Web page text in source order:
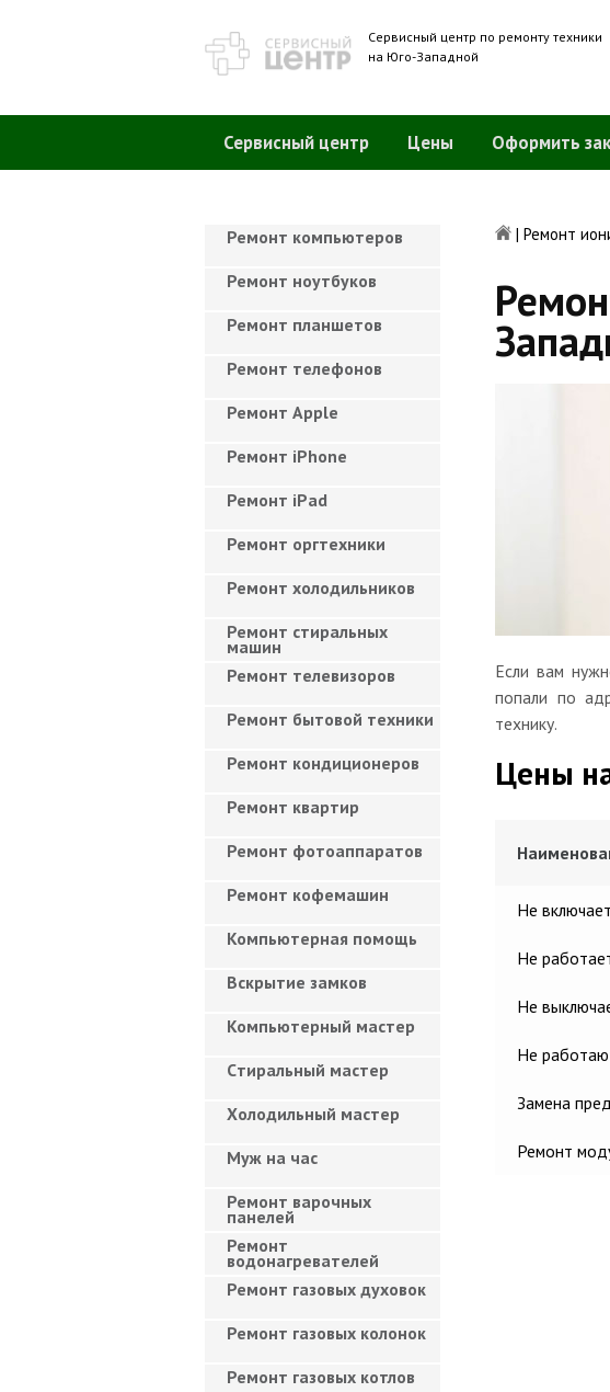
Сервисный центр по ремонту техники
на Юго-Западной
Сервисный центр Цены Оформить
| Ремонт
Если вам
попали по
технику.
Цены
Не
Не
Не
Не
Замена
Ремонт
Ремонт компьютеров
Ремонт ноутбуков
Ремонт планшетов
Ремонт телефонов
Ремонт Apple
Ремонт iPhone
Ремонт iPad
Ремонт оргтехники
Ремонт холодильников
Ремонт стиральных
машин
Ремонт телевизоров
Ремонт бытовой техники
Ремонт кондиционеров
Ремонт квартир
Ремонт фотоаппаратов
Ремонт кофемашин
Компьютерная помощь
Вскрытие замков
Компьютерный мастер
Cтиральный мастер
Холодильный мастер
Муж на час
Ремонт варочных
панелей
Ремонт
водонагревателей
Ремонт газовых духовок
Ремонт газовых колонок
Ремонт газовых котлов